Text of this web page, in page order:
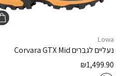
Lowa
נעליים לגבריםCorvara GTX Mid
₪1,499.90